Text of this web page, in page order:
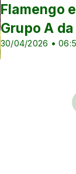
30/04/2026 •
Flamengo
Grupo A